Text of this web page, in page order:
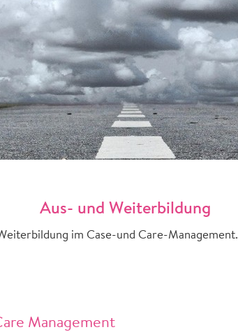
Aus- und Weiterbildung
im Case-und Care-Management.
Management